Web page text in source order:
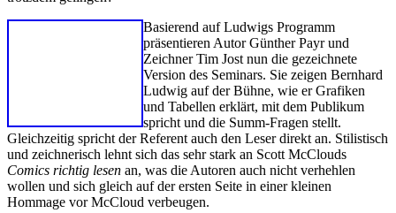
Basierend auf Ludwigs Programm
präsentieren Autor Günther Payr und
Zeichner Tim Jost nun die gezeichnete
Version des Seminars. Sie zeigen Bernhard
Ludwig auf der Bühne, wie er Grafiken
und Tabellen erklärt, mit dem Publikum
spricht und die Summ-Fragen stellt.
Gleichzeitig spricht der Referent auch den Leser direkt an. Stilistisch
und zeichnerisch lehnt sich das sehr stark an Scott McClouds
Comics richtig lesen an, was die Autoren auch nicht verhehlen
wollen und sich gleich auf der ersten Seite in einer kleinen
Hommage vor McCloud verbeugen.